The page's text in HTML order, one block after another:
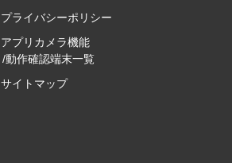
プライバシーポリシー
アプリカメラ機能
/動作確認端末一覧
サイトマップ